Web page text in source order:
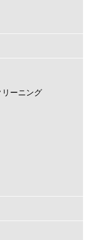
ーニング